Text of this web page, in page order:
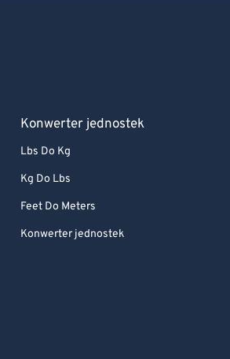
Konwerter jednostek
Lbs Do Kg
Kg Do Lbs
Feet Do Meters
Konwerter jednostek